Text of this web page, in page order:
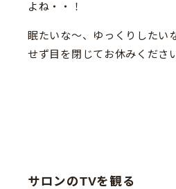
よね・・！
眠たいな〜、ゆっくりしたい
せず目を閉じてお休みくださ
サロンのTVを観る